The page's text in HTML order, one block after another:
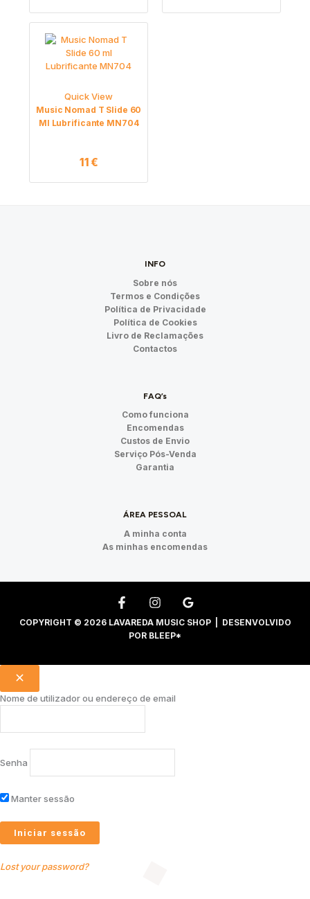
Quick View
Music Nomad T Slide 60
Ml Lubrificante MN704
11€
INFO
Sobre nós
Termos e Condições
Política de Privacidade
Política de Cookies
Livro de Reclamações
Contactos
FAQ’s
Como funciona
Encomendas
Custos de Envio
Serviço Pós-Venda
Garantia
ÁREA PESSOAL
A minha conta
As minhas encomendas
COPYRIGHT © 2026 LAVAREDA MUSIC SHOP | DESENVOLVIDO
POR BLEEP*
Nome de utilizador ou endereço de email
Senha
Manter sessão
Lost your password?